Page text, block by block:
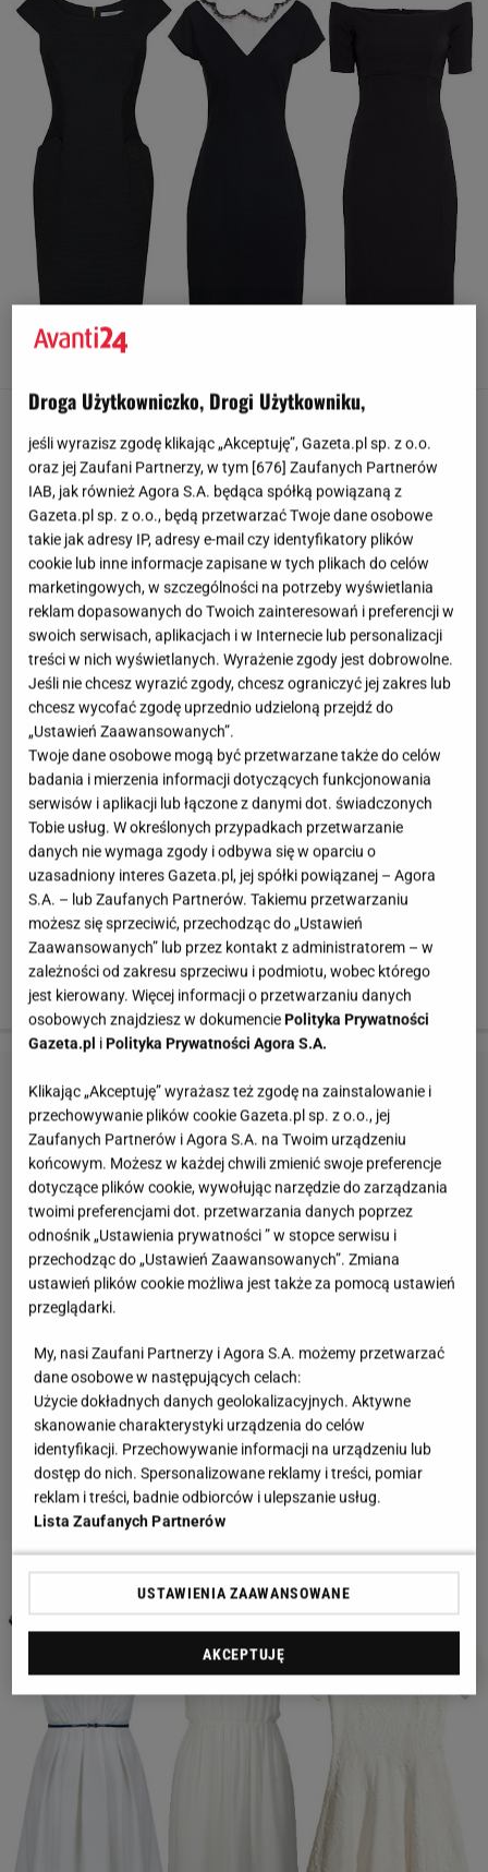
Absolutna klasyka, która obecna jest w naszych
garderobach od niemal 100 lat. W zależności od
dekady zmianom ulegała oczywiście długość oraz
fason samej sukienki, zawsze chodziło jednak o to, by
mała czarna była klasyczną sukienką odpowiednią na
wiele okazji. Zarówno tych mniej, jak i bardziej
formalnych.
Zestawiona zeleganckimi czółenkamii klasyczną
kopertówką sprawdzi się doskonale na wieczorne
wyjścia. W towarzystwie balerinek i kolorowych
dodatków nabierze bardziej luźnego charakteru.
Pamiętaj: Wybierz taki fason sukienki, który podkreśli
atuty twojej sylwetki!
Sukienki:Taranko 339 zł / NU by Tokarska 970 zł /
H&M 199 zł
2 z 7
Droga Użytkowniczko, Drogi Użytkowniku,
jeśli wyrazisz zgodę klikając „Akceptuję”, Gazeta.pl sp. z o.o.
oraz jej Zaufani Partnerzy, w tym [676] Zaufanych Partnerów
IAB, jak również Agora S.A. będąca spółką powiązaną z
Gazeta.pl sp. z o.o., będą przetwarzać Twoje dane osobowe
takie jak adresy IP, adresy e-mail czy identyfikatory plików
cookie lub inne informacje zapisane w tych plikach do celów
marketingowych, w szczególności na potrzeby wyświetlania
reklam dopasowanych do Twoich zainteresowań i preferencji w
swoich serwisach, aplikacjach i w Internecie lub personalizacji
treści w nich wyświetlanych. Wyrażenie zgody jest dobrowolne.
Jeśli nie chcesz wyrazić zgody, chcesz ograniczyć jej zakres lub
chcesz wycofać zgodę uprzednio udzieloną przejdź do
„Ustawień Zaawansowanych”.
Twoje dane osobowe mogą być przetwarzane także do celów
badania i mierzenia informacji dotyczących funkcjonowania
serwisów i aplikacji lub łączone z danymi dot. świadczonych
Tobie usług. W określonych przypadkach przetwarzanie
danych nie wymaga zgody i odbywa się w oparciu o
uzasadniony interes Gazeta.pl, jej spółki powiązanej – Agora
S.A. – lub Zaufanych Partnerów. Takiemu przetwarzaniu
możesz się sprzeciwić, przechodząc do „Ustawień
Zaawansowanych” lub przez kontakt z administratorem – w
zależności od zakresu sprzeciwu i podmiotu, wobec którego
jest kierowany. Więcej informacji o przetwarzaniu danych
osobowych znajdziesz w dokumenciePolityka Prywatności
Gazeta.pl iPolityka Prywatności Agora S.A.
Klikając „Akceptuję” wyrażasz też zgodę na zainstalowanie i
przechowywanie plików cookie Gazeta.pl sp. z o.o., jej
Zaufanych Partnerów i Agora S.A. na Twoim urządzeniu
końcowym. Możesz w każdej chwili zmienić swoje preferencje
dotyczące plików cookie, wywołując narzędzie do zarządzania
twoimi preferencjami dot. przetwarzania danych poprzez
odnośnik „Ustawienia prywatności ” w stopce serwisu i
przechodząc do „Ustawień Zaawansowanych”. Zmiana
ustawień plików cookie możliwa jest także za pomocą ustawień
przeglądarki.
My, nasi Zaufani Partnerzy i Agora S.A. możemy przetwarzać
dane osobowe w następujących celach:
Użycie dokładnych danych geolokalizacyjnych. Aktywne
skanowanie charakterystyki urządzenia do celów
identyfikacji. Przechowywanie informacji na urządzeniu lub
dostęp do nich. Spersonalizowane reklamy i treści, pomiar
reklam i treści, badnie odbiorców i ulepszanie usług.
Lista Zaufanych Partnerów
USTAWIENIA ZAAWANSOWANE
AKCEPTUJĘ